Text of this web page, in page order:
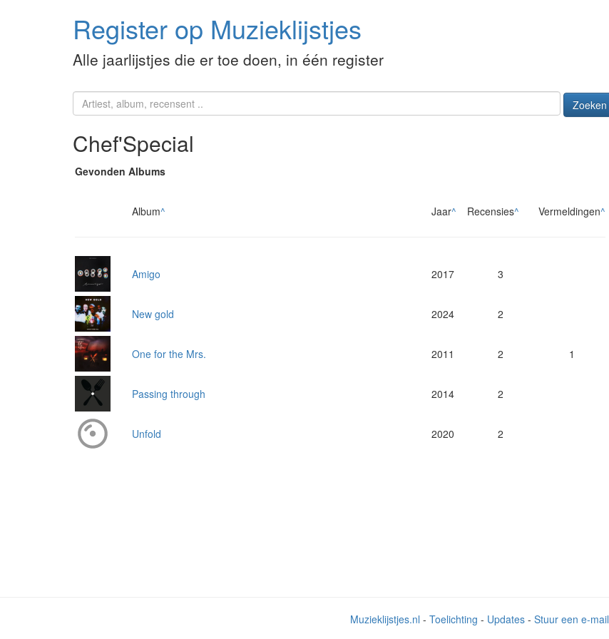
Register op Muzieklijstjes
Alle jaarlijstjes die er toe doen, in één register
Zoeken
Chef'Special
Gevonden Albums
Album^ Jaar^ Recensies^ Vermeldingen^
Amigo 2017 3
New gold 2024 2
One for the Mrs. 2011 2 1
Passing through 2014 2
Unfold 2020 2
Muzieklijstjes.nl - Toelichting - Updates- Stuur een e-mail